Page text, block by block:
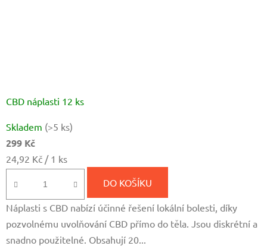
CBD náplasti 12 ks
hodnocení
produktu
je
4,5
z
5
hvězdiček.
Skladem (>5 ks)
299 Kč
Měrná
24,92 Kč / 1 ks
DO KOŠÍKU
Náplasti s CBD nabízí účinné řešení lokální bolesti, díky
pozvolnému uvolňování CBD přímo do těla. Jsou diskrétní a
snadno použitelné. Obsahují 20...